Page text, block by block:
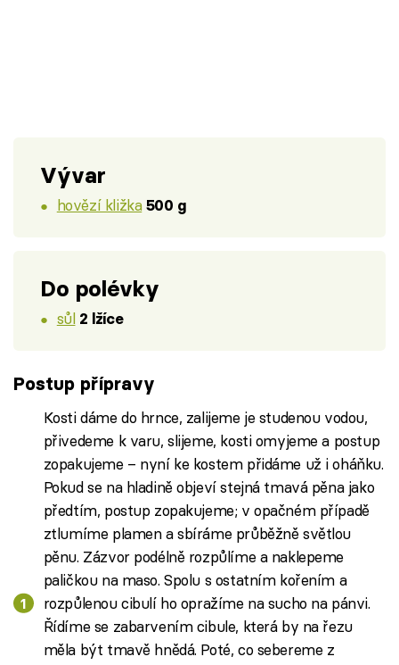
Vývar
hovězí kližka 500 g
Do polévky
sůl 2 lžíce
Postup přípravy
Kosti dáme do hrnce, zalijeme je studenou vodou,
přivedeme k varu, slijeme, kosti omyjeme a postup
zopakujeme – nyní ke kostem přidáme už i oháňku.
Pokud se na hladině objeví stejná tmavá pěna jako
předtím, postup zopakujeme; v opačném případě
ztlumíme plamen a sbíráme průběžně světlou
pěnu. Zázvor podélně rozpůlíme a naklepeme
paličkou na maso. Spolu s ostatním kořením a
rozpůlenou cibulí ho opražíme na sucho na pánvi.
Řídíme se zabarvením cibule, která by na řezu
měla být tmavě hnědá. Poté, co sebereme z